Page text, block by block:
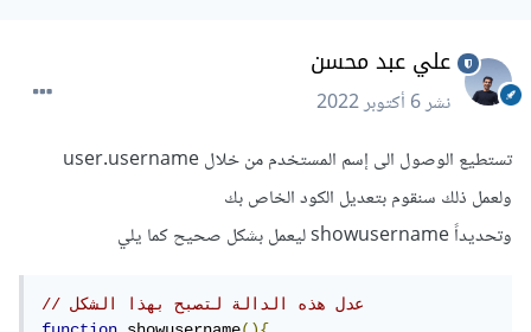
علي عبد محسن
نشر6 أكتوبر 2022
تستطيع الوصول الى إسم المستخدم من خلال user.username
ولعمل ذلك سنقوم بتعديل الكود الخاص بك
وتحديداً showusername ليعمل بشكل صحيح كما يلي
// عدل هذه الدالة لتصبح بهذا الشكل